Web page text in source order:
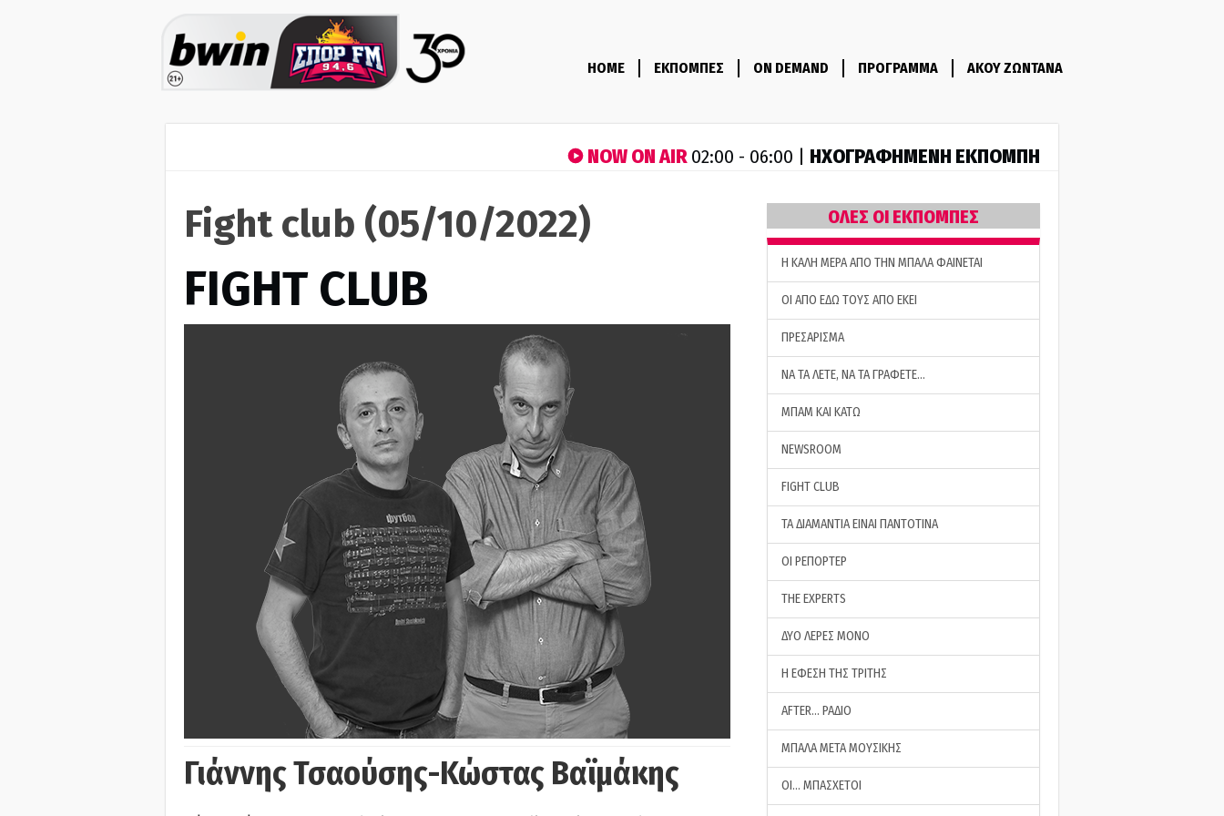
HOME ΕΚΠΟΜΠΕΣ ON DEMAND ΠΡΟΓΡΑΜΜΑ ΑΚΟΥ ΖΩΝΤΑΝΑ
NOW ON AIR02:00 - 06:00 | ΗΧΟΓΡΑΦΗΜΕΝΗ ΕΚΠΟΜΠΗ
Fight club (05/10/2022)
FIGHT CLUB
Γιάννης Τσαούσης-Κώστας Βαϊμάκης
ΟΛΕΣ ΟΙ ΕΚΠΟΜΠΕΣ
H ΚΑΛΗ ΜΕΡΑ ΑΠΟ ΤΗΝ ΜΠΑΛΑ ΦΑΙΝΕΤΑΙ
ΟΙ ΑΠΟ ΕΔΩ ΤΟΥΣ ΑΠΟ ΕΚΕΙ
ΠΡΕΣΑΡΙΣΜΑ
ΝΑ ΤΑ ΛΕΤΕ, ΝΑ ΤΑ ΓΡΑΦΕΤΕ…
ΜΠΑΜ ΚΑΙ ΚΑΤΩ
NEWSROOM
FIGHT CLUB
ΤΑ ΔΙΑΜΑΝΤΙΑ ΕΙΝΑΙ ΠΑΝΤΟΤΙΝΑ
ΟΙ ΡΕΠΟΡΤΕΡ
THE EXPERTS
ΔΥΟ ΛΕΡΕΣ ΜΟΝΟ
Η ΕΦΕΣΗ ΤΗΣ ΤΡΙΤΗΣ
AFTER… ΡΑΔΙΟ
ΜΠΑΛΑ ΜΕΤΑ ΜΟΥΣΙΚΗΣ
ΟΙ… ΜΠΑΣΧΕΤΟΙ